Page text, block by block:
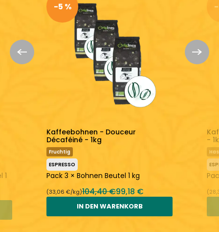
Frisch geröstet
Origines Tea&Coffee
1
-5 %
Kaffeebohnen - Douceur
Décaféiné - 1kg
Fruchtig
ESPRESSO
Pack 3 × Bohnen Beutel 1 kg
(33,06 €/kg)104,40 €99,18 €
IN DEN WARENKORB
-